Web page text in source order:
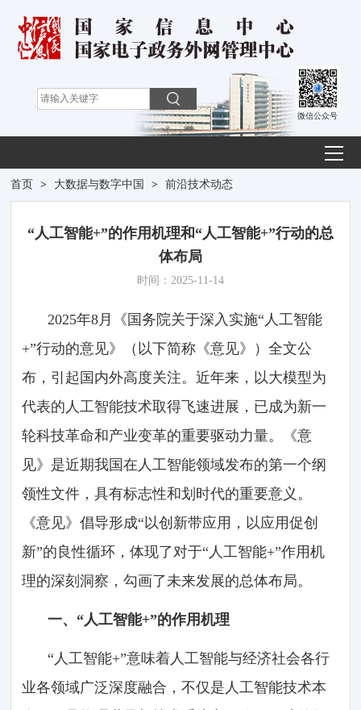
微信公众号
首页 > 大数据与数字中国 > 前沿技术动态
“人工智能+”的作用机理和“人工智能+”行动的总
体布局
时间：2025-11-14
2025年8月《国务院关于深入实施“人工智能
+”行动的意见》（以下简称《意见》）全文公
布，引起国内外高度关注。近年来，以大模型为
代表的人工智能技术取得飞速进展，已成为新一
轮科技革命和产业变革的重要驱动力量。《意
见》是近期我国在人工智能领域发布的第一个纲
领性文件，具有标志性和划时代的重要意义。
《意见》倡导形成“以创新带应用，以应用促创
新”的良性循环，体现了对于“人工智能+”作用机
理的深刻洞察，勾画了未来发展的总体布局。
一、“人工智能+”的作用机理
“人工智能+”意味着人工智能与经济社会各行
业各领域广泛深度融合，不仅是人工智能技术本